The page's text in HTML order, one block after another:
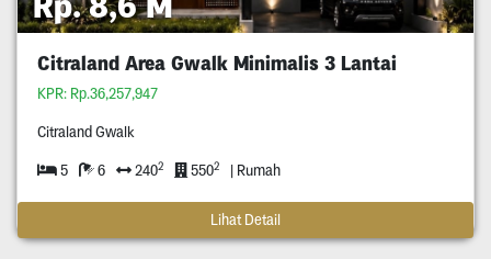
Citraland Area Gwalk Minimalis 3 Lantai
KPR: Rp.36,257,947
Citraland Gwalk
5 6 2402 5502 | Rumah
Lihat Detail